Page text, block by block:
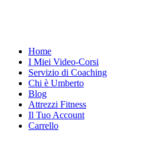
Home
I Miei Video-Corsi
Servizio di Coaching
Chi è Umberto
Blog
Attrezzi Fitness
Il Tuo Account
Carrello